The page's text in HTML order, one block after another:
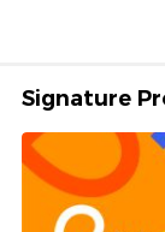
Signature